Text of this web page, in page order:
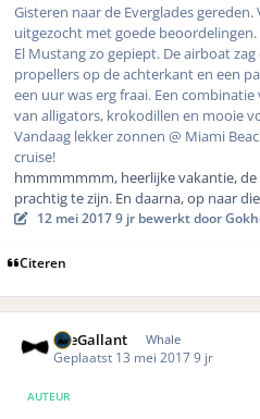
Gisteren naar de Everglades
uitgezocht met goede
El Mustang zo gepiept. De airboat
propellers op de achterkant en een
een uur was erg fraai. Een
van alligators, krokodillen en mooie
Vandaag lekker zonnen @ Miami
cruise!
hmmmmmmm, heerlijke vakantie, de
prachtig te zijn. En daarna, op naar
12 mei 20179 jr bewerkt door
Citeren
TheGallant Whale
Geplaatst 13 mei 20179 jr
AUTEUR